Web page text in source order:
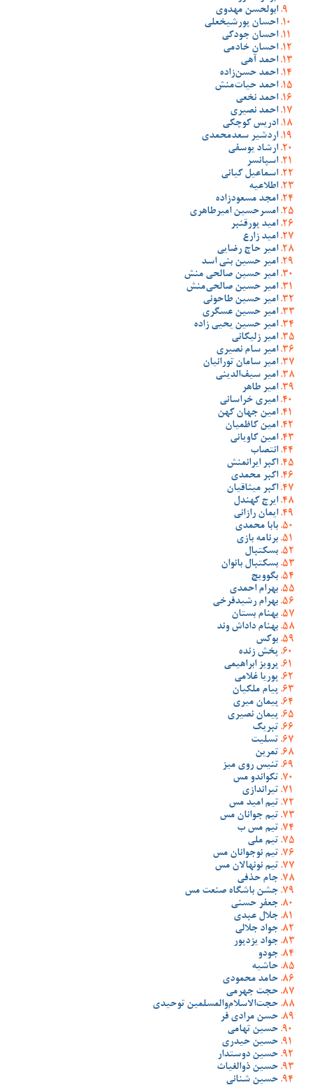
ابولحسن مهدوی
احسان پورشیخعلی
احسان جودکی
احسان خادمی
احمد آهی
احمد حسن‌زاده
احمد حیات‌منش
احمد نخعی
احمد نصیری
ادریس کوچکی
اردشیر سعدمحمدی
ارشاد یوسفی
اسپانسر
اسماعیل کیانی
اطلاعیه
امجد مسعودزاده
امسرحسین امیرطاهری
امید پورقنبر
امید زارع
امیر حاج رضایی
امیر حسین بنی اسد
امیر حسین صالحی منش
امیر حسین صالحی‌منش
امیر حسین طاحونی
امیر حسین عسگری
امیر حسین یحیی زاده
امیر زلیکانی
امیر سام نصیری
امیر سامان تورانیان
امیر سیف‌الدینی
امیر طاهر
امیری خراسانی
امین جهان کهن
امین کاظمیان
امین کاویانی
انتصاب
اکبر ایرانمنش
اکبر محمدی
اکبر میثاقیان
ایرج کهندل
ایمان رازانی
بابا محمدی
برنامه بازی
بسکتبال
بسکتبال بانوان
بگوویچ
بهرام احمدی
بهرام رشیدفرخی
بهنام بستان
بهنام داداش وند
بوکس
پخش زنده
پرویز ابراهیمی
پوریا غلامی
پیام ملکیان
پیمان میری
پیمان نصیری
تبریک
تسلیت
تمرین
تنیس روی میز
تکواندو مس
تیراندازی
تیم امید مس
تیم جوانان مس
تیم مس ب
تیم ملی
تیم نوجوانان مس
تیم نونهالان مس
جام حذفی
جشن باشگاه صنعت مس
جعفر حسنی
جلال عبدی
جواد جلالی
جواد یزدپور
جودو
حاشیه
حامد محمودی
حجت جهرمی
حجت‌الاسلام‌والمسلمین توحیدی
حسن مرادی فر
حسین تهامی
حسین حیدری
حسین دوستدار
حسین ذوالغیاث
حسین شنانی